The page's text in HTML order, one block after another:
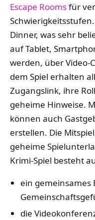
Escape Roomsfür
Dinner, was sehr
auf Tablet,
werden, über Video-
dem Spiel erhalten
Zugangslink, ihre
geheime Hinweise.
können auch
erstellen. Die
geheime
Krimi-Spiel besteht
ein gemeinsames
die